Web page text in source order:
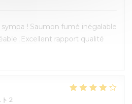
! Saumon fumé inégalable
;Excellent rapport qualité
2